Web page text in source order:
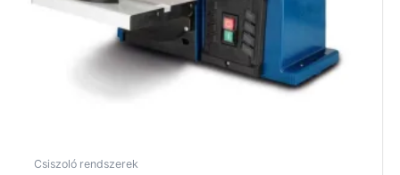
Csiszoló rendszerek